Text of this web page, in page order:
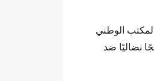
الوطني
نضاليًا ضد